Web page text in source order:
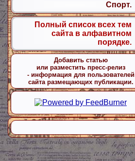
Спорт.
Полный список всех тем
сайта в алфавитном
порядке.
Добавить статью
или разместить пресс-релиз
- информация для пользователей
сайта размещающих публикации.